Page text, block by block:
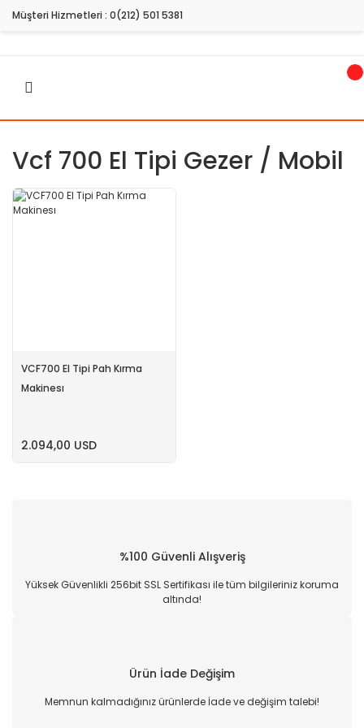
Müşteri Hizmetleri : 0(212) 501 5381
Vcf 700 El Tipi Gezer / Mobil
VCF700 El Tipi Pah Kırma
Makinesı
2.094,00 USD
%100 Güvenli Alışveriş
Yüksek Güvenlikli 256bit SSL Sertifikası ile tüm bilgileriniz koruma
altında!
Ürün İade Değişim
Memnun kalmadığınız ürünlerde İade ve değişim talebi!